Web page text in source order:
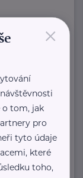
×
o tom, jak
pro
tyto údaje
které
toho,